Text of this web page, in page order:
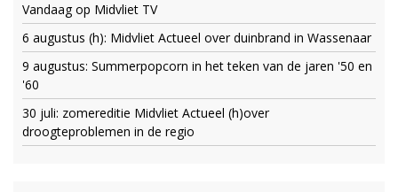
Vandaag op Midvliet TV
6 augustus (h): Midvliet Actueel over duinbrand in Wassenaar
9 augustus: Summerpopcorn in het teken van de jaren '50 en
'60
30 juli: zomereditie Midvliet Actueel (h)over
droogteproblemen in de regio